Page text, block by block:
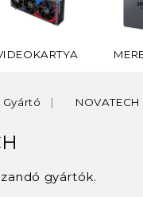
Gyártó NOVATECH
gyártók.